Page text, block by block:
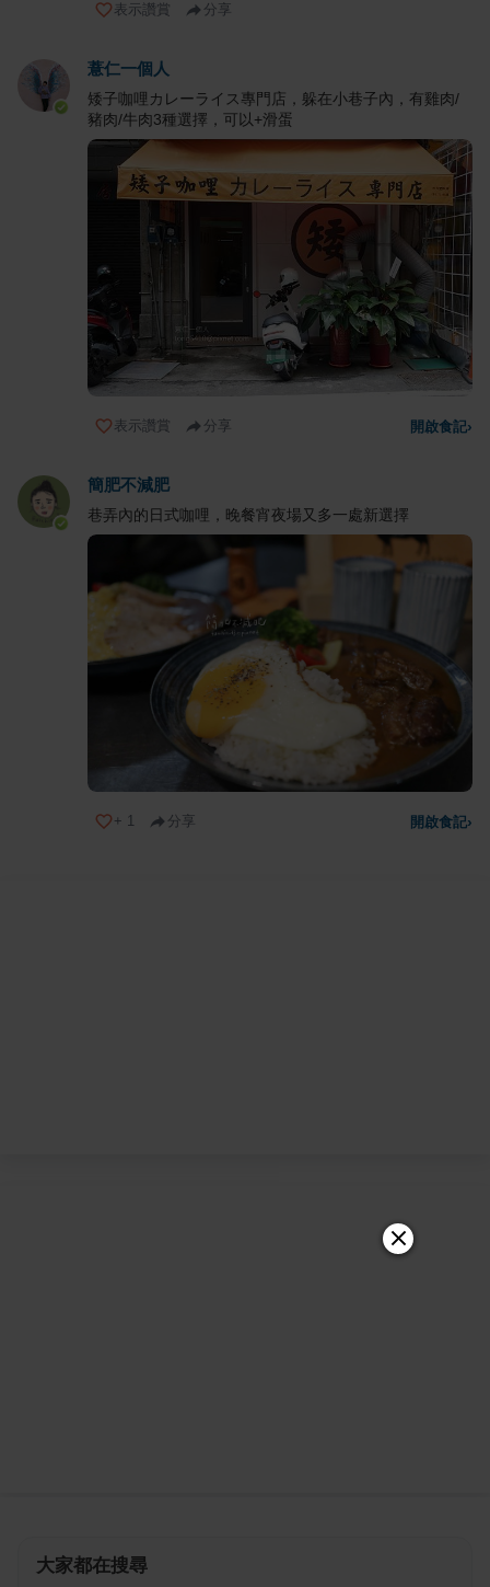
表示讚賞 分享
薏仁一個人
矮子咖哩カレーライス專門店，躲在小巷子內，有雞肉/
豬肉/牛肉3種選擇，可以+滑蛋
表示讚賞 分享 開啟食記›
簡肥不減肥
巷弄內的日式咖哩，晚餐宵夜場又多一處新選擇
+ 1 分享 開啟食記›
大家都在搜尋